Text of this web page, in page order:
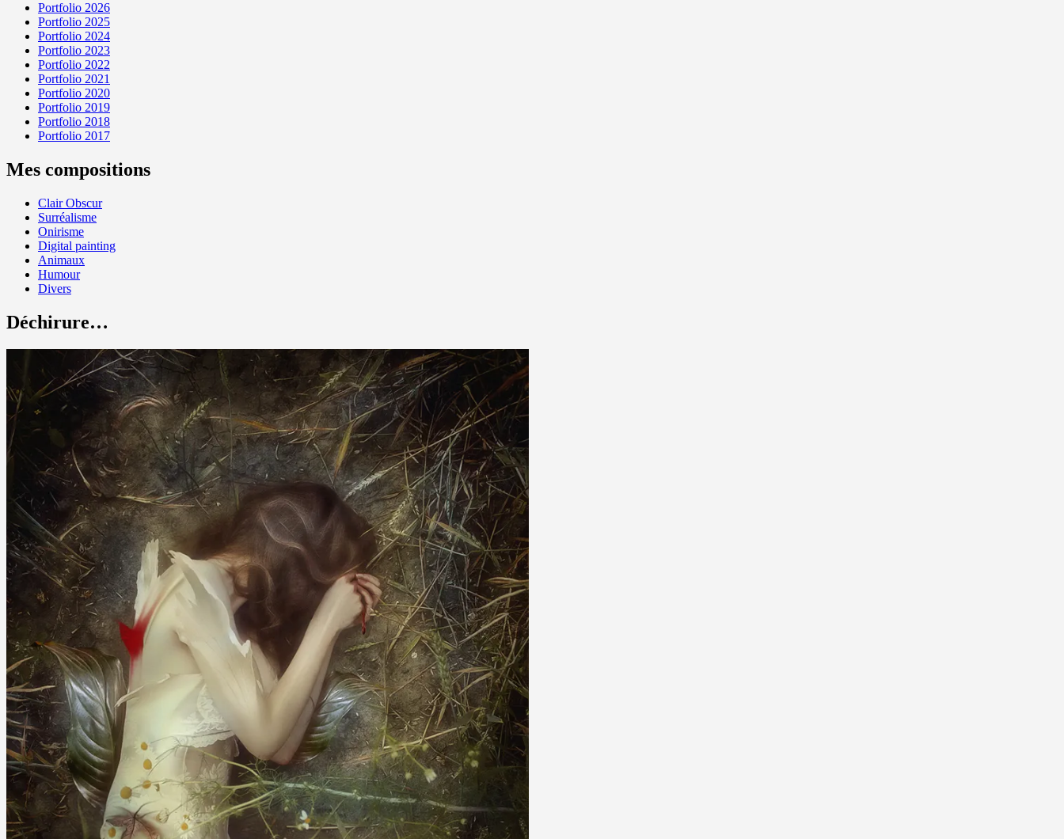
Portfolio 2026
Portfolio 2025
Portfolio 2024
Portfolio 2023
Portfolio 2022
Portfolio 2021
Portfolio 2020
Portfolio 2019
Portfolio 2018
Portfolio 2017
Mes compositions
Clair Obscur
Surréalisme
Onirisme
Digital painting
Animaux
Humour
Divers
Déchirure…